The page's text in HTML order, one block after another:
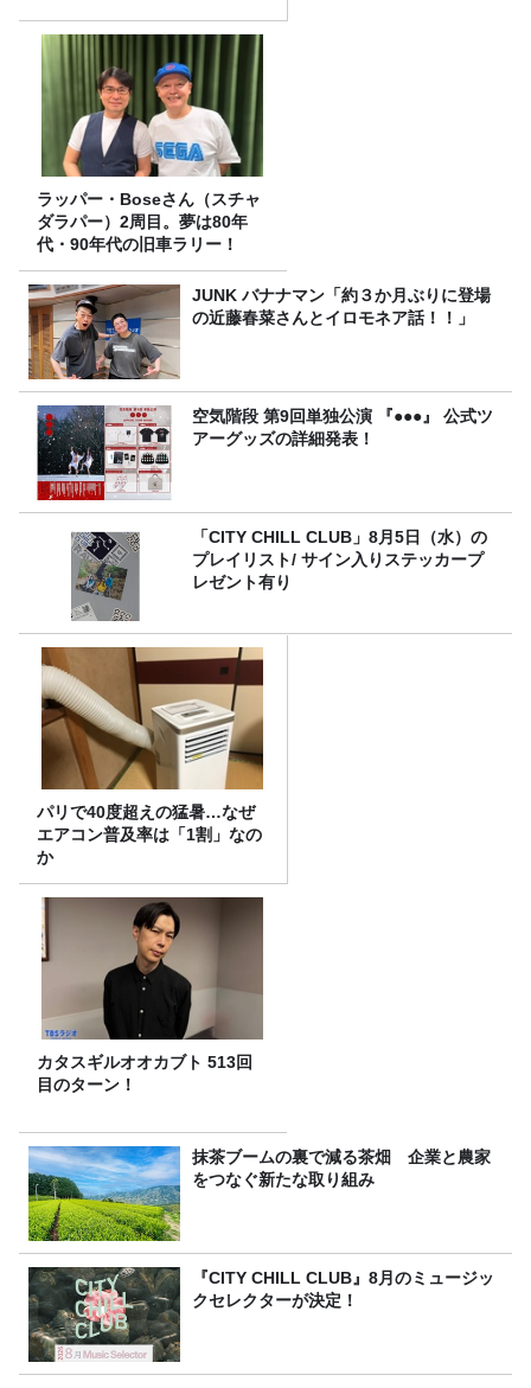
ラッパー・Boseさん（スチャ
ダラパー）2周目。夢は80年
代・90年代の旧車ラリー！
JUNK バナナマン「約３か月ぶりに登場
の近藤春菜さんとイロモネア話！！」
空気階段 第9回単独公演 『●●●』 公式ツ
アーグッズの詳細発表！
「CITY CHILL CLUB」8月5日（水）の
プレイリスト/ サイン入りステッカープ
レゼント有り
パリで40度超えの猛暑…なぜ
エアコン普及率は「1割」なの
か
カタスギルオオカブト 513回
目のターン！
抹茶ブームの裏で減る茶畑 企業と農家
をつなぐ新たな取り組み
『CITY CHILL CLUB』8月のミュージッ
クセレクターが決定！